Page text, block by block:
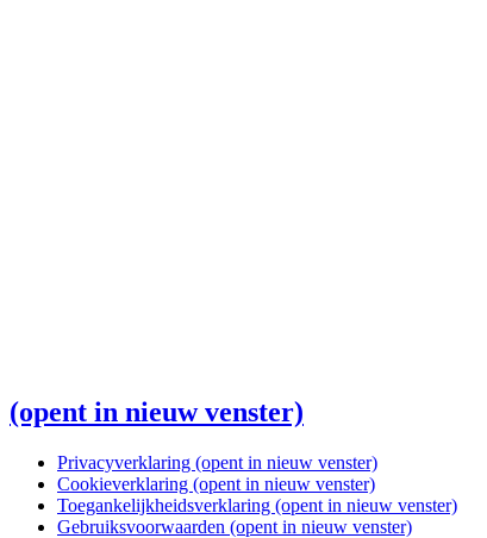
(opent in nieuw venster)
Privacyverklaring (opent in nieuw venster)
Cookieverklaring (opent in nieuw venster)
Toegankelijkheidsverklaring (opent in nieuw venster)
Gebruiksvoorwaarden (opent in nieuw venster)